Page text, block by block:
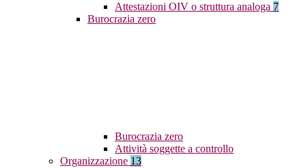
Attestazioni OIV o struttura analoga 7
Burocrazia zero
Burocrazia zero
Attività soggette a controllo
Organizzazione 13